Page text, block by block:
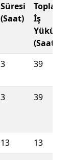
Süresi
(Saat)
Toplam
İş
Yükü
(Saat)
3 39
3 39
13
13